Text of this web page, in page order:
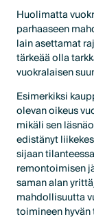
Huolimatta
parhaaseen
lain asettamat
tärkeää olla
vuokralaisen
Esimerkiksi
olevan oikeus
mikäli sen
edistänyt
sijaan
remontoimisen
saman alan
mahdollisuutta
toimineen